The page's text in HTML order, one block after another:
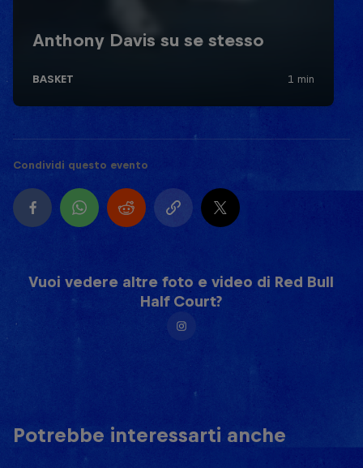
Condividi questo evento
Vuoi vedere altre foto e video di Red Bull
Half Court?
Potrebbe interessarti anche